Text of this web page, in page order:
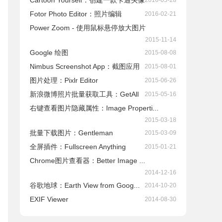
Fotor Photo Editor：照片编辑 2016-02-21
Power Zoom - 使用鼠标悬停放大图片
2015-11-14
Google 绘图 2015-08-08
Nimbus Screenshot App：截图应用 2015-08-01
图片处理：Pixlr Editor 2015-06-26
新浪微博照片批量获取工具：GetAll 2015-05-16
右键查看图片隐藏属性：Image Properti...
2015-03-18
批量下载图片：Gentleman 2015-03-09
全屏插件：Fullscreen Anything 2015-01-21
Chrome图片查看器：Better Image ...
2014-12-16
谷歌地球：Earth View from Goog... 2014-10-20
EXIF Viewer 2014-08-30